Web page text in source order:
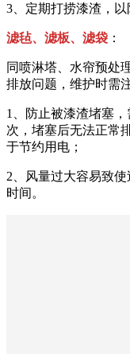
3、定期打捞漆渣，以
滤毡、滤板、滤袋 ：
同喷淋塔、水帘预处
排放问题，维护时需
1、防止被漆渣堵塞
次，堵塞后无法正常
于节约用电；
2、风量过大容易致
时间。